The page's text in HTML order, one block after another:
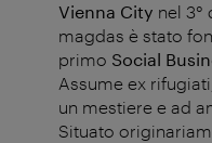
Vienna City nel 3°
magdas è stato
primo Social
Assume ex
un mestiere e ad
Situato